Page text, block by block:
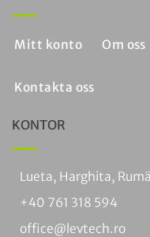
Mitt konto Om oss
Kontakta oss
KONTOR
Lueta, Harghita,
+40 761 318 594
office@levtech.ro